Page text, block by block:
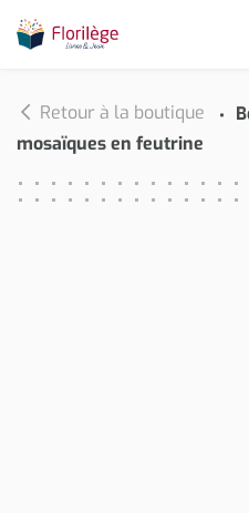
Retour à la boutique
mosaïques en feutrine